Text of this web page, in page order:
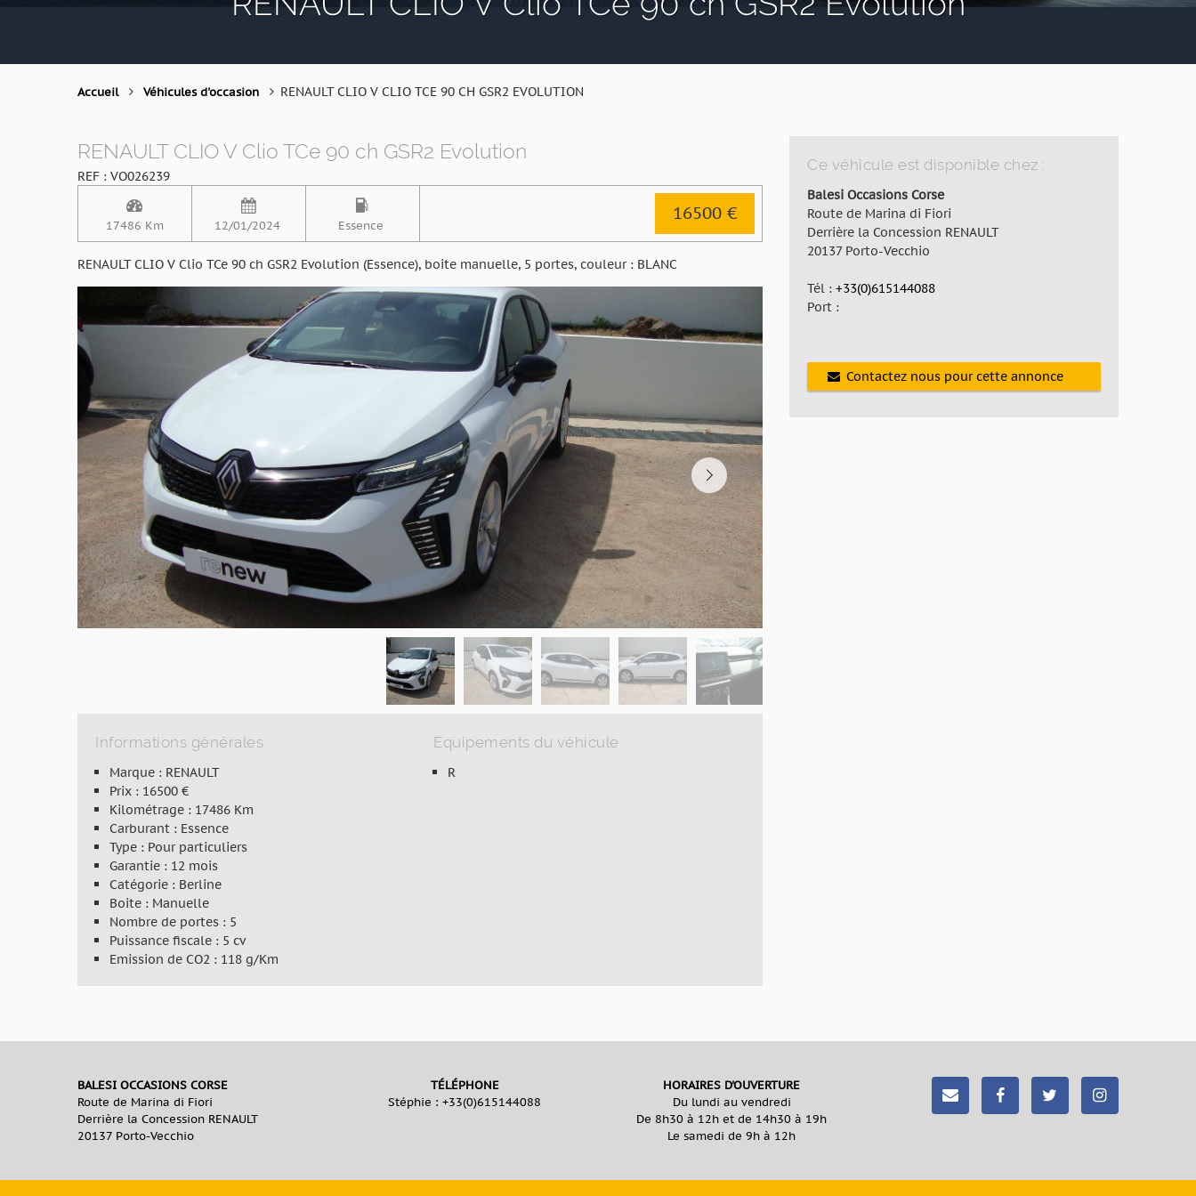
Accueil Véhicules d'occasion RENAULT CLIO V CLIO TCE 90 CH GSR2 EVOLUTION
RENAULT CLIO V Clio TCe 90 ch GSR2 Evolution
REF : VO026239
17486 Km 12/01/2024 Essence
16500 €
RENAULT CLIO V Clio TCe 90 ch GSR2 Evolution (Essence), boite manuelle, 5 portes, couleur : BLANC
Informations générales
Marque : RENAULT
Prix : 16500 €
Kilométrage : 17486 Km
Carburant : Essence
Type : Pour particuliers
Garantie : 12 mois
Catégorie : Berline
Boite : Manuelle
Nombre de portes : 5
Puissance fiscale : 5 cv
Emission de CO2 : 118 g/Km
Equipements du véhicule
R
Ce véhicule est disponible chez :
Balesi Occasions Corse
Route de Marina di Fiori
Derrière la Concession RENAULT
20137 Porto-Vecchio
Tél :+33(0)615144088
Port :
Contactez nous pour cette annonce
BALESI OCCASIONS CORSE
Route de Marina di Fiori
Derrière la Concession RENAULT
20137 Porto-Vecchio
TÉLÉPHONE
Stéphie : +33(0)615144088
HORAIRES D'OUVERTURE
Du lundi au vendredi
De 8h30 à 12h et de 14h30 à 19h
Le samedi de 9h à 12h